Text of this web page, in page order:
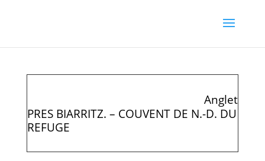
Anglet
PRES BIARRITZ. – COUVENT DE N.-D. DU
REFUGE